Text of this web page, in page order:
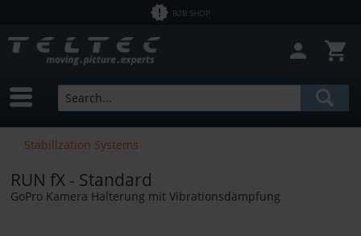
B2B SHOP
Stabilization Systems
RUN fX - Standard
GoPro Kamera Halterung mit Vibrationsdämpfung